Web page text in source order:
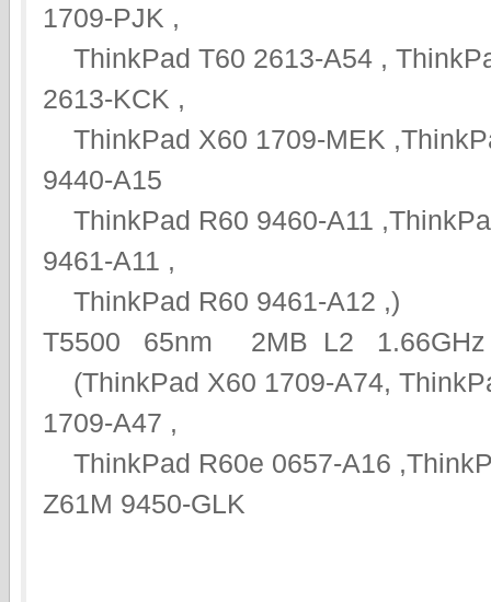
1709-PJK ,
ThinkPad T60 2613-A54 ,
2613-KCK ,
ThinkPad X60 1709-MEK
9440-A15
ThinkPad R60 9460-A11
9461-A11 ,
ThinkPad R60 9461-A12 ,)
T5500 65nm 2MB L2 1.66GHz
(ThinkPad X60 1709-A74,
1709-A47 ,
ThinkPad R60e 0657-A16
Z61M 9450-GLK